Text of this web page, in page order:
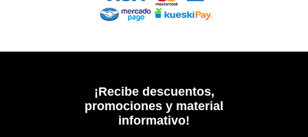
¡Recibe descuentos,
promociones y material
informativo!